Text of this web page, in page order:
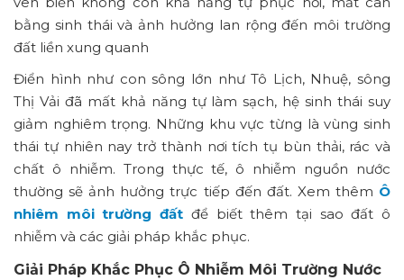
bằng sinh thái và ảnh hưởng lan rộng đến môi trường
đất liền xung quanh
Điển hình như con sông lớn như Tô Lịch, Nhuệ, sông
Thị Vải đã mất khả năng tự làm sạch, hệ sinh thái suy
giảm nghiêm trọng. Những khu vực từng là vùng sinh
thái tự nhiên nay trở thành nơi tích tụ bùn thải, rác và
chất ô nhiễm. Trong thực tế, ô nhiễm nguồn nước
thường sẽ ảnh hưởng trực tiếp đến đất. Xem thêm Ô
nhiêm môi trường đất để biết thêm tại sao đất ô
nhiễm và các giải pháp khắc phục.
Giải Pháp Khắc Phục Ô Nhiễm Môi Trường Nước